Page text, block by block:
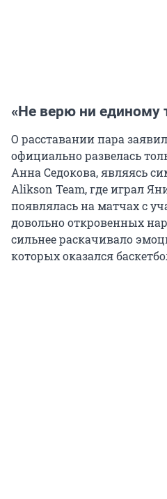
«Не верю ни единому
О расставании пара
официально развелась
Анна Седокова, являясь
Alikson Team, где играл
появлялась на матчах с
довольно откровенных
сильнее раскачивало
которых оказался